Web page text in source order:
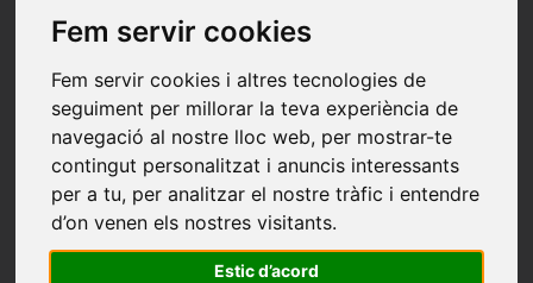
Fem servir cookies
Fem servir cookies i altres tecnologies de
seguiment per millorar la teva experiència de
navegació al nostre lloc web, per mostrar-te
contingut personalitzat i anuncis interessants
per a tu, per analitzar el nostre tràfic i entendre
d’on venen els nostres visitants.
Estic d’acord
abans de la sessió escollida.